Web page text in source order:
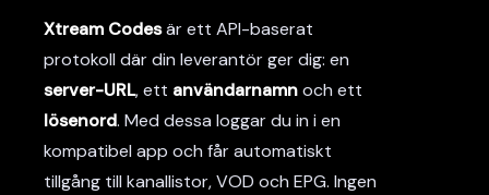
Xtream Codesär ett API-baserat
protokoll där din leverantör ger dig: en
server-URL, ett användarnamnoch ett
lösenord. Med dessa loggar du in i en
kompatibel app och får automatiskt
tillgång till kanallistor, VOD och EPG. Ingen